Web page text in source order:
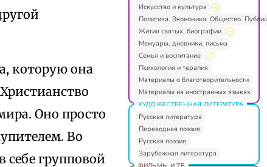
которую она
Оно просто
Во
себе групповой
Искусство и культура
Политика. Экономика. Общество.
Жития святых, биографии
Мемуары, дневники, письма
Семья и воспитание
Психология и терапия
Материалы о благотворительности
Материалы на иностранных языках
ХУДОЖЕСТВЕННАЯ ЛИТЕРАТУРА
Русская литература
Переводная поэзия
Русская поэзия
Зарубежная литература